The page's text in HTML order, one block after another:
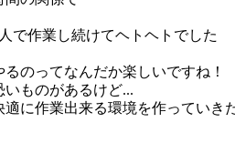
で作業し続けてヘトヘトでした
のってなんだか楽しいですね！
ものがあるけど...
に作業出来る環境を作っていき